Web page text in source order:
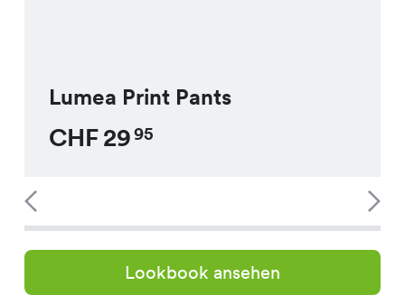
Lumea Print Pants
CHF2995
Lookbook ansehen